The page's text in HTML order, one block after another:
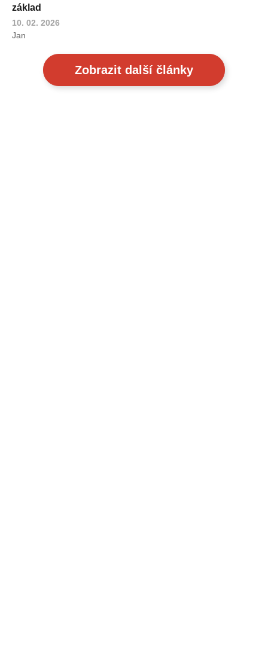
základ
10. 02. 2026
Jan
Zobrazit další články